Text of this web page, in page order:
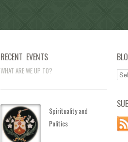
RECENT EVENTS
WHAT ARE WE UP TO?
Spirituality and
Politics